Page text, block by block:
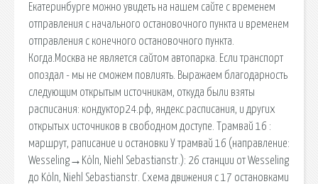
Екатеринбурге можно увидеть на нашем сайте с временем
отправления с начального остановочного пункта и временем
отправления с конечного остановочного пункта.
Когда.Москва не является сайтом автопарка. Если транспорт
опоздал - мы не сможем повлиять. Выражаем благодарность
следующим открытым источникам, откуда были взяты
расписания: кондуктор24.рф, яндекс.расписания, и других
открытых источников в свободном доступе. Трамвай 16 :
маршрут, раписание и остановки У трамвай 16 (направление:
Wesseling‎→Köln, Niehl Sebastianstr.): 26 станции от Wesseling
до Köln, Niehl Sebastianstr. Схема движения с 17 остановками